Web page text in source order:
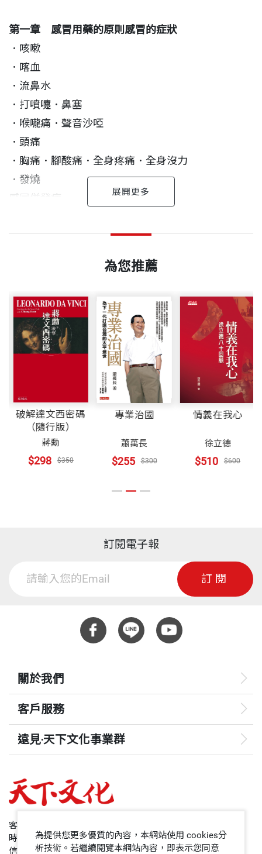
第一章 感冒用藥的原則感冒的症狀
．咳嗽
．喀血
．流鼻水
．打噴嚏．鼻塞
．喉嚨痛．聲音沙啞
．頭痛
．胸痛．腳酸痛．全身疼痛．全身沒力
．發燒
感冒併發症
．扁桃腺化膿
抗生素須知
重點提示
點滴與過敏
嚴重的腸胃問題
．水瀉般的黑便
．腹部任何部位持續疼痛，且愈來愈痛
治療高血壓的注意事項
．常備舌下降血壓藥
．不可突然停藥
．懷孕時特別注意血壓
．大腦出血性中風
．高血壓性心臟病
．高血壓性腎臟病
．高血壓性視網膜病變
第四章 糖尿病
醫學知識重要，但正確的醫學知識更重要，門診看診
幾年下來，發現很多病人常常有錯誤的醫學觀念而不
自知，這些錯誤的醫學觀念不止會害了自己，當他把
觀念傳給別人時，也會害了別人，同時更會害了下一
這是一本和以往完全不同的醫學相關書籍，它有以下
的特點：
第一；這本書很貼近大眾，一般人即使沒有受過醫藥
不下去，即使看完了，也不容易抓住重點。
第二；這本書能讓讀者清楚瞭解所陳述疾病的注意事
項。亦即身為一位患者，您必需注意並瞭解什麼症狀
是重要的，不可延誤就醫的時間。
一樣，病人關心的是各種不舒服的症狀，而醫師關心
的是這個病的併發症和會不會有生命危險。我儘量在
兩者之間取得平衡，既要解決病人的疑問，也要病人
瞭解實際上醫師關心的是另外一個更重要的問題。一
個早期預防就不會發生，不早期預防就鐵定會發生的
病人就輕忽了。但是一旦發生，往往都是藥物沒辦法
治療的。
醫學領域裡，有太多這類的問題，（都在文章中詳
出版日期 2000/04/28
出版社 天下文化
平裝
頁數
重量 250
為您推薦
破解達文西密碼
（隨行版）
蔣勳
$298 $350
專業治國
蕭萬長
$255 $300
情義在我心
徐立德
$510 $600
訂閱電子報
訂閱
關於我們
客戶服務
遠見‧天下文化事業群
哈佛商業評論
領導影響力學院
客服專線：+886 2 2662-0012
時間：週一~週五9:00~12:30;13:30~17:00
信箱：service@cwgv.com.tw
為提供您更多優質的內容，本網站使用 cookies分
析技術。若繼續閱覽本網站內容，即表示您同意